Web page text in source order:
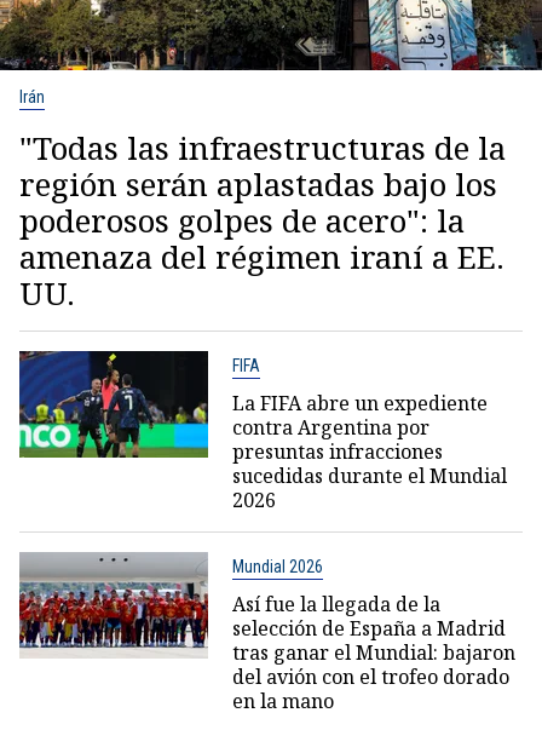
Irán
"Todas las infraestructuras de la
región serán aplastadas bajo los
poderosos golpes de acero": la
amenaza del régimen iraní a EE.
UU.
FIFA
La FIFA abre un expediente
contra Argentina por
presuntas infracciones
sucedidas durante el Mundial
2026
Mundial 2026
Así fue la llegada de la
selección de España a Madrid
tras ganar el Mundial: bajaron
del avión con el trofeo dorado
en la mano